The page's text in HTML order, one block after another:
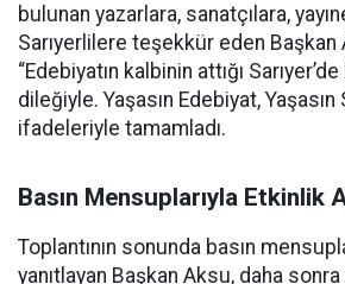
bulunan yazarlara, sanatçılara,
Sarıyerlilere teşekkür eden
“Edebiyatın kalbinin attığı
dileğiyle. Yaşasın Edebiyat, Yaşasın
ifadeleriyle tamamladı.
Basın Mensuplarıyla Etkinlik
Toplantının sonunda basın
yanıtlayan Başkan Aksu, daha